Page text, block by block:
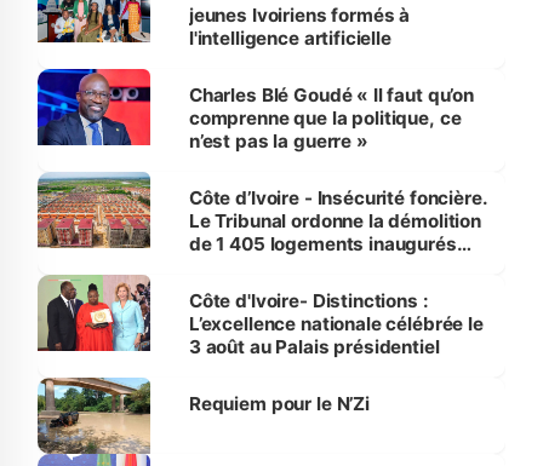
jeunes Ivoiriens formés à
l'intelligence artificielle
Charles Blé Goudé « Il faut qu’on
comprenne que la politique, ce
n’est pas la guerre »
Côte d’Ivoire - Insécurité foncière.
Le Tribunal ordonne la démolition
de 1 405 logements inaugurés
Bassam
Côte d'Ivoire- Distinctions :
L’excellence nationale célébrée le
3 août au Palais présidentiel
Requiem pour le N’Zi